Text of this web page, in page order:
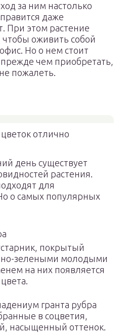
за ним настолько
даже
При этом растение
чтобы оживить собой
Но о нем стоит
чем приобретать,
пожалеть.
отлично
день существует
растения.
для
о самых популярных
покрытый
зелеными молодыми
на них появляется
гранта рубра
в соцветия,
насыщенный оттенок.